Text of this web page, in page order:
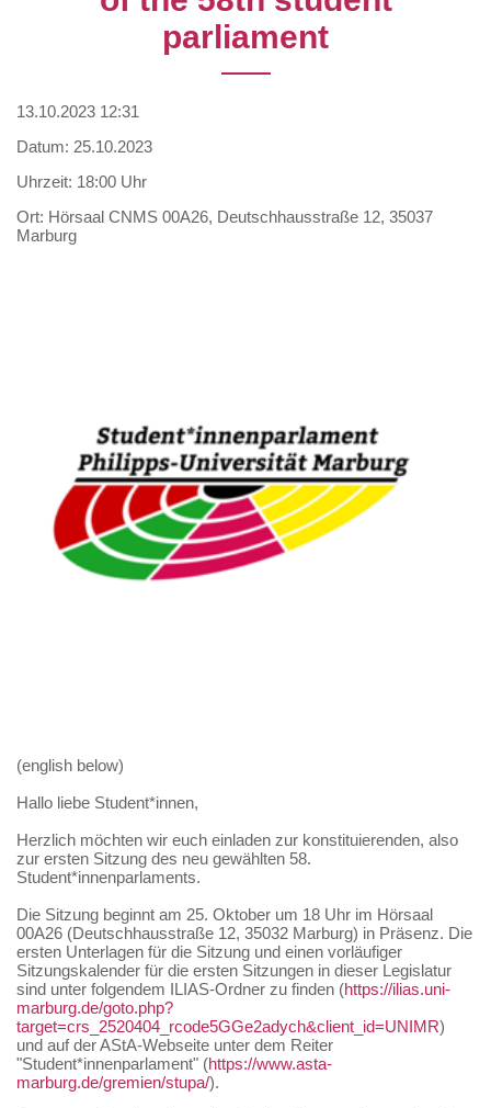
parliament
13.10.2023 12:31
Datum: 25.10.2023
Uhrzeit: 18:00 Uhr
Ort: Hörsaal CNMS 00A26, Deutschhausstraße 12, 35037
Marburg
(english below)
Hallo liebe Student*innen,
Herzlich möchten wir euch einladen zur konstituierenden, also
zur ersten Sitzung des neu gewählten 58.
Student*innenparlaments.
Die Sitzung beginnt am 25. Oktober um 18 Uhr im Hörsaal
00A26 (Deutschhausstraße 12, 35032 Marburg) in Präsenz. Die
ersten Unterlagen für die Sitzung und einen vorläufiger
Sitzungskalender für die ersten Sitzungen in dieser Legislatur
sind unter folgendem ILIAS-Ordner zu finden (https://ilias.uni-
marburg.de/goto.php?
target=crs_2520404_rcode5GGe2adych&client_id=UNIMR)
und auf der AStA-Webseite unter dem Reiter
"Student*innenparlament" (https://www.asta-
marburg.de/gremien/stupa/).